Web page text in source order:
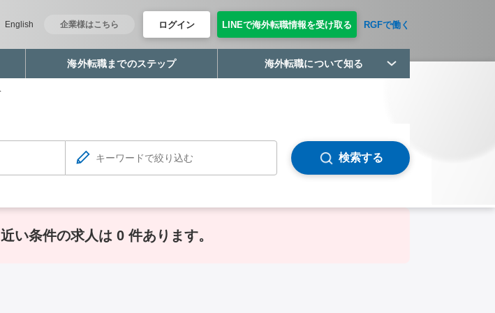
English 企業様はこちら ログイン LINEで海外転職情報を受け取る RGFで働く
海外転職までのステップ 海外転職について知る
検索する
近い条件の求人は 0 件あります。